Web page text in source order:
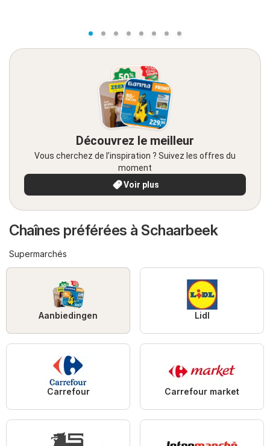
Découvrez le meilleur
Vous cherchez de l’inspiration ? Suivez les offres du
moment
Voir plus
Chaînes préférées à Schaarbeek
Supermarchés
Aanbiedingen Lidl
Carrefour Carrefour market